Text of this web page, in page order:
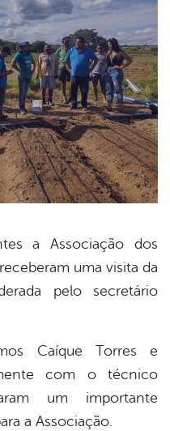
a Associação dos
uma visita da
pelo secretário
Caíque Torres e
com o técnico
um importante
a Associação.